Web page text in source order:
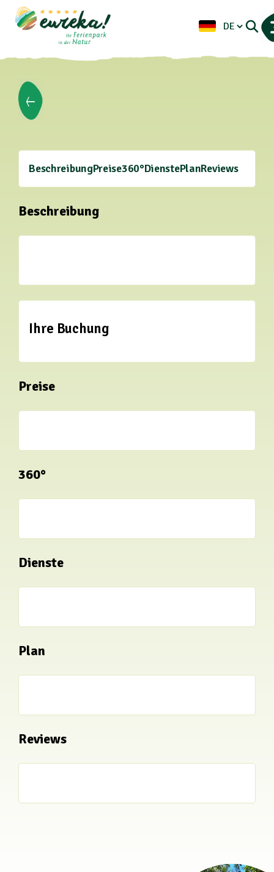
BeschreibungPreise360°DienstePlanReviews
Beschreibung
Ihre Buchung
Preise
360°
Dienste
Plan
Reviews